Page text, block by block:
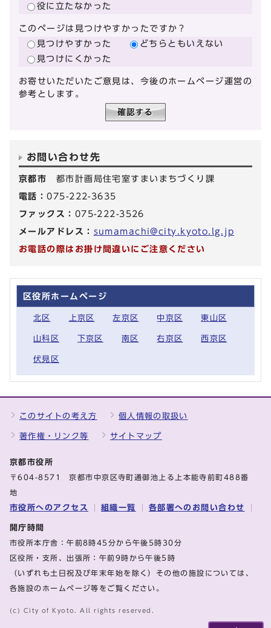
役に立たなかった
このページは見つけやすかったですか？
見つけやすかった
どちらともいえない
見つけにくかった
お寄せいただいたご意見は、今後のホームページ運営の
参考とします。
お問い合わせ先
京都市 都市計画局住宅室すまいまちづくり課
電話：075-222-3635
ファックス： 075-222-3526
メールアドレス： sumamachi@city.kyoto.lg.jp
お電話の際はお掛け間違いにご注意ください
区役所ホームページ
北区 上京区 左京区 中京区 東山区
山科区 下京区 南区 右京区 西京区
伏見区
このサイトの考え方 個人情報の取扱い
著作権・リンク等 サイトマップ
京都市役所
〒604-8571 京都市中京区寺町通御池上る上本能寺前町488番
地
市役所へのアクセス 組織一覧 各部署へのお問い合わせ
開庁時間
市役所本庁舎：午前8時45分から午後5時30分
区役所・支所、出張所：午前9時から午後5時
（いずれも土日祝及び年末年始を除く）その他の施設については、
各施設のホームページ等をご覧ください。
(c) City of Kyoto. All rights reserved.